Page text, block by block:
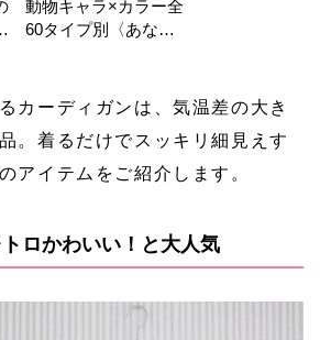
動物キャラ×カラー全
60タイプ別〈あなた
カーディガンは、気温差の大き
。着るだけでスッキリ細見えす
アイテムをご紹介します。
ロかわいい！と大人気